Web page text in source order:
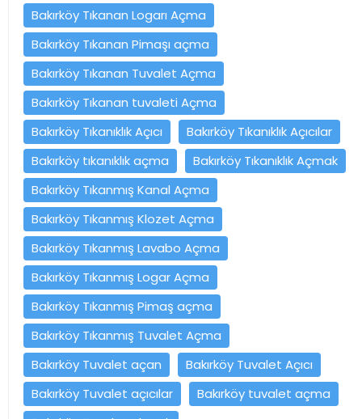
Bakırköy Tıkanan Logarı Açma
Bakırköy Tıkanan Pimaşı açma
Bakırköy Tıkanan Tuvalet Açma
Bakırköy Tıkanan tuvaleti Açma
Bakırköy Tıkanıklık Açıcı
Bakırköy Tıkanıklık Açıcılar
Bakırköy tıkanıklık açma
Bakırköy Tıkanıklık Açmak
Bakırköy Tıkanmış Kanal Açma
Bakırköy Tıkanmış Klozet Açma
Bakırköy Tıkanmış Lavabo Açma
Bakırköy Tıkanmış Logar Açma
Bakırköy Tıkanmış Pimaş açma
Bakırköy Tıkanmış Tuvalet Açma
Bakırköy Tuvalet açan
Bakırköy Tuvalet Açıcı
Bakırköy Tuvalet açıcılar
Bakırköy tuvalet açma